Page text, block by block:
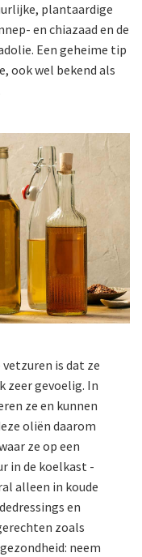
plantaardige
en chiazaad en de
Een geheime tip
ook wel bekend als
vetzuren is dat ze
zeer gevoelig. In
ze en kunnen
oliën daarom
ze op een
in de koelkast -
alleen in koude
en
zoals
neem